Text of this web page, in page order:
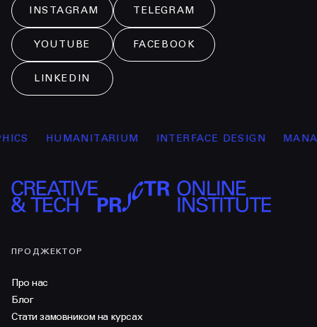
INSTAGRAM TELEGRAM
YOUTUBE FACEBOOK
LINKEDIN
HUMANITARIUM INTERFACE DESIGN
ПРОДЖЕКТОР
Про нас
Блог
Стати замовником на курсах